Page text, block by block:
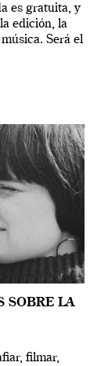
es gratuita, y
edición, la
Será el
SOBRE LA
filmar,